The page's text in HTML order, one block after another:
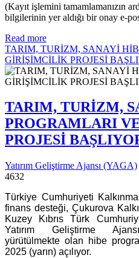
(Kayıt işlemini tamamlamanızın
bilgilerinin yer aldığı bir onay e-
Read more
TARIM, TURİZM, SANAYİ
GİRİŞİMCİLİK PROJESİ
TARIM, TURİZM,
PROGRAMLARI
PROJESİ
Yatırım Geliştirme Ajansı (YAGA)
4632
Türkiye Cumhuriyeti
finans desteği, Çukurova
Kuzey Kıbrıs Türk
Yatırım Geliştirme
yürütülmekte olan hibe
2025 (yarın) açılıyor.